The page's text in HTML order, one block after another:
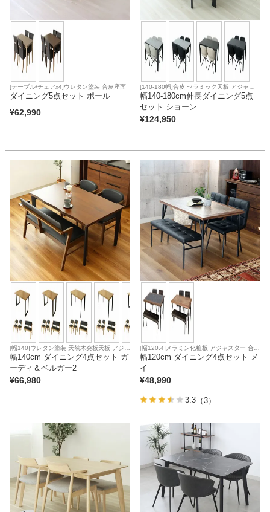
ホームオフィス
こたつ
カーテン
ラグ
マット
収納用品
生活用品
家電・照明器具
インテリア雑貨
[テーブル/チェアx4]ウレタン塗装 合皮座面
ダイニング5点セット ポール
¥62,990
[140-180幅]合皮 セラミック天板 アジャス
ター 合皮座面
幅140-180cm伸長ダイニング5点
セット ショーン
¥124,950
[幅140]ウレタン塗装 天然木突板天板 アジャ
スター 合皮座面
幅140cm ダイニング4点セット ガ
ーディ＆ベルガー2
¥66,980
[幅120.4]メラミン化粧板 アジャスター 合皮
座面
幅120cm ダイニング4点セット メ
イ
¥48,990
3.3 （3）